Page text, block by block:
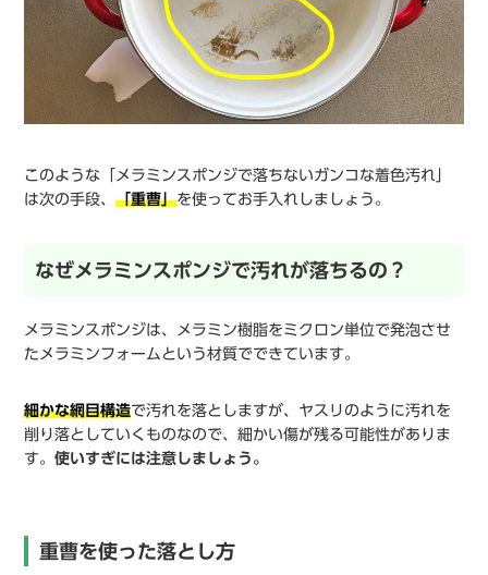
このような「メラミンスポンジで落ちないガンコな着色汚れ」
は次の手段、「重曹」を使ってお手入れしましょう。
なぜメラミンスポンジで汚れが落ちるの？
メラミンスポンジは、メラミン樹脂をミクロン単位で発泡させ
たメラミンフォームという材質でできています。
細かな網目構造で汚れを落としますが、ヤスリのように汚れを
削り落としていくものなので、細かい傷が残る可能性がありま
す。使いすぎには注意しましょう。
重曹を使った落とし方